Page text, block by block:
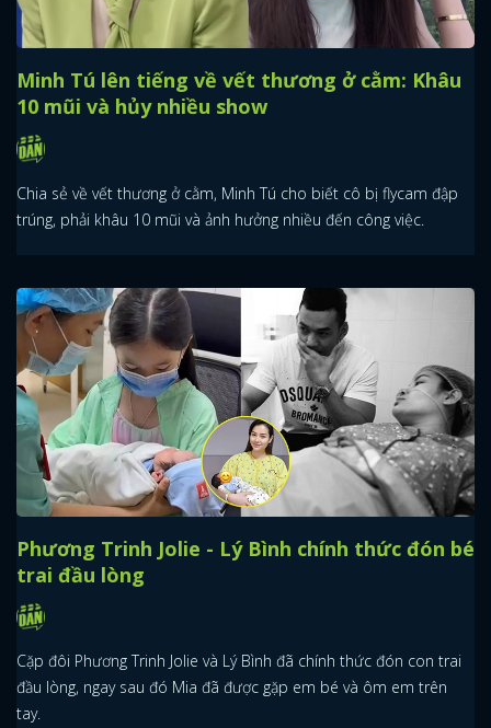
Minh Tú lên tiếng về vết thương ở cằm: Khâu
10 mũi và hủy nhiều show
Chia sẻ về vết thương ở cằm, Minh Tú cho biết cô bị flycam đập
trúng, phải khâu 10 mũi và ảnh hưởng nhiều đến công việc.
Phương Trinh Jolie - Lý Bình chính thức đón bé
trai đầu lòng
Cặp đôi Phương Trinh Jolie và Lý Bình đã chính thức đón con trai
đầu lòng, ngay sau đó Mia đã được gặp em bé và ôm em trên
tay.